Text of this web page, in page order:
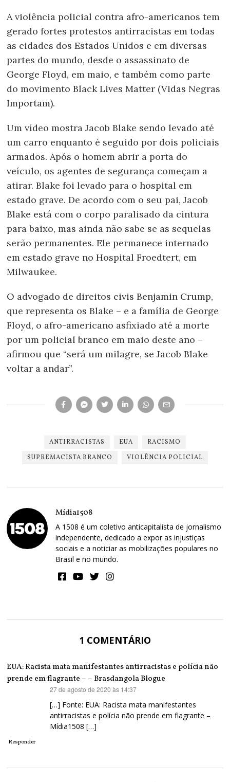
A violência policial contra afro-americanos tem
gerado fortes protestos antirracistas em todas
as cidades dos Estados Unidos e em diversas
partes do mundo, desde o assassinato de
George Floyd, em maio, e também como parte
do movimento Black Lives Matter (Vidas Negras
Importam).
Um vídeo mostra Jacob Blake sendo levado até
um carro enquanto é seguido por dois policiais
armados. Após o homem abrir a porta do
veículo, os agentes de segurança começam a
atirar. Blake foi levado para o hospital em
estado grave. De acordo com o seu pai, Jacob
Blake está com o corpo paralisado da cintura
para baixo, mas ainda não sabe se as sequelas
serão permanentes. Ele permanece internado
em estado grave no Hospital Froedtert, em
Milwaukee.
O advogado de direitos civis Benjamin Crump,
que representa os Blake – e a família de George
Floyd, o afro-americano asfixiado até a morte
por um policial branco em maio deste ano –
afirmou que “será um milagre, se Jacob Blake
voltar a andar”.
ANTIRRACISTAS EUA
RACISMO
SUPREMACISTA BRANCO
VIOLÊNCIA POLICIAL
Mídia1508
A 1508 é um coletivo anticapitalista de jornalismo
independente, dedicado a expor as injustiças
sociais e a noticiar as mobilizações populares no
Brasil e no mundo.
1 COMENTÁRIO
EUA: Racista mata manifestantes antirracistas e polícia não
prende em flagrante – – Brasdangola Blogue
27 de agosto de 2020 às 14:37
[…] Fonte: EUA: Racista mata manifestantes
antirracistas e polícia não prende em flagrante –
Mídia1508 […]
Responder